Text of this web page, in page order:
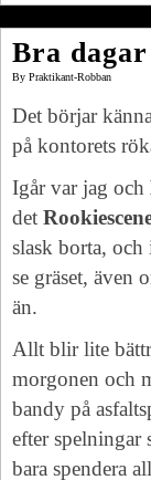
Bra dagar
By Praktikant-Robban
Det börjar
på kontorets
Igår var jag och
det
slask borta, och
se gräset, även
än.
Allt blir lite
morgonen och
bandy på
efter spelningar
bara spendera